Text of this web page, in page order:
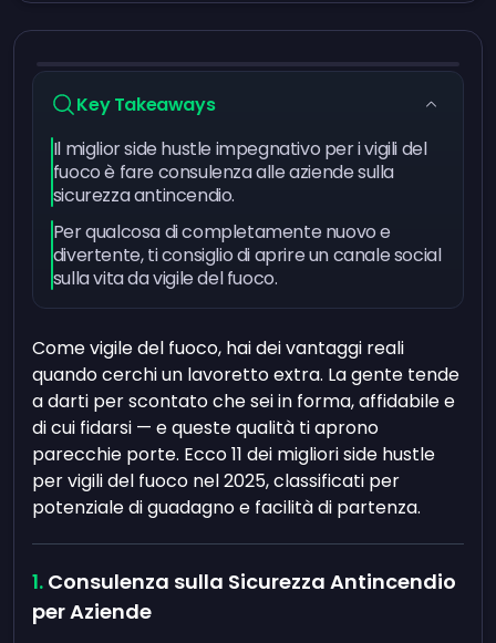
Key Takeaways
Il miglior side hustle impegnativo per i vigili del
fuoco è fare consulenza alle aziende sulla
sicurezza antincendio.
Per qualcosa di completamente nuovo e
divertente, ti consiglio di aprire un canale social
sulla vita da vigile del fuoco.
Come vigile del fuoco, hai dei vantaggi reali
quando cerchi un lavoretto extra. La gente tende
a darti per scontato che sei in forma, affidabile e
di cui fidarsi — e queste qualità ti aprono
parecchie porte. Ecco 11 dei migliori side hustle
per vigili del fuoco nel 2025, classificati per
potenziale di guadagno e facilità di partenza.
Consulenza sulla Sicurezza Antincendio
per Aziende